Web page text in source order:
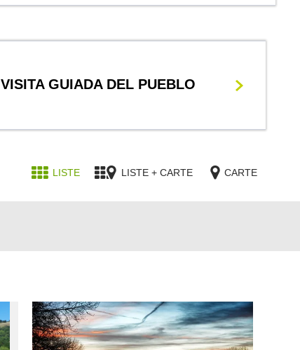
VISITA GUIADA DEL PUEBLO
LISTE LISTE + CARTE CARTE